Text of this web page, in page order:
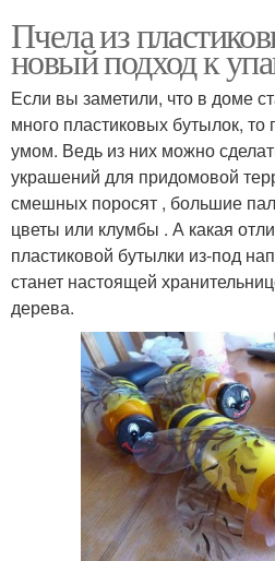
Пчела из
новый подход к
Если вы заметили, что в доме
много пластиковых бутылок, то
умом. Ведь из них можно
украшений для придомовой
смешных поросят , большие
цветы или клумбы . А какая
пластиковой бутылки из-под
станет настоящей
дерева.